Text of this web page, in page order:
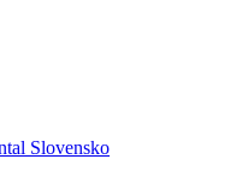
Slovensko